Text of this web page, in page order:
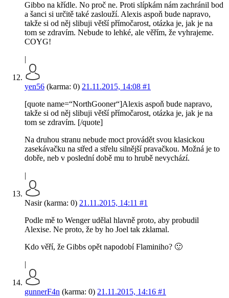
Gibbo na křídle. No proč ne. Proti slípkám nám zachránil bod
a šanci si určitě také zaslouží. Alexis aspoň bude napravo,
takže si od něj slibuji větší přímočarost, otázka je, jak je na
tom se zdravím. Nebude to lehké, ale věřím, že vyhrajeme.
COYG!
|
yen56 (karma: 0) 21.11.2015, 14:08 #1
[quote name=“NorthGooner“]Alexis aspoň bude napravo,
takže si od něj slibuji větší přímočarost, otázka je, jak je na
tom se zdravím. [/quote]
Na druhou stranu nebude moct provádět svou klasickou
zasekávačku na střed a střelu silnější pravačkou. Možná je to
dobře, neb v poslední době mu to hrubě nevychází.
|
Nasir (karma: 0) 21.11.2015, 14:11 #1
Podle mě to Wenger udělal hlavně proto, aby probudil
Alexise. Ne proto, že by ho Joel tak zklamal.
Kdo věří, že Gibbs opět napodobí Flaminiho? 🙂
|
gunnerF4n (karma: 0) 21.11.2015, 14:16 #1